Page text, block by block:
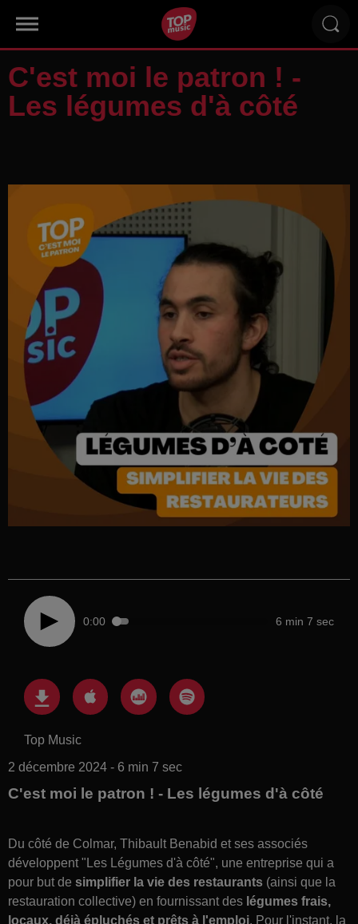
C'est moi le patron ! -
Les légumes d'à côté
0:00 6 min 7 sec
Top Music
2 décembre 2024 - 6 min 7 sec
C'est moi le patron ! - Les légumes d'à côté
Du côté de Colmar, Thibault Benabid et ses associés
développent "Les Légumes d'à côté", une entreprise qui a
pour but de simplifier la vie des restaurants (ainsi que la
restauration collective) en fournissant des légumes frais,
locaux, déjà épluchés et prêts à l'emploi. Pour l'instant, la